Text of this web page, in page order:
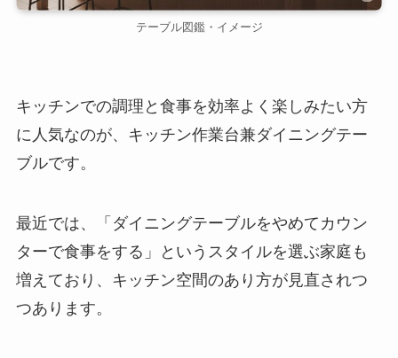
テーブル図鑑・イメージ
キッチンでの調理と食事を効率よく楽しみたい方
に人気なのが、キッチン作業台兼ダイニングテー
ブルです。
最近では、「ダイニングテーブルをやめてカウン
ターで食事をする」というスタイルを選ぶ家庭も
増えており、キッチン空間のあり方が見直されつ
つあります。